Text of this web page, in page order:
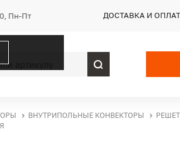
Пн-Пт ДОСТАВКА И
ВНУТРИПОЛЬНЫЕ КОНВЕКТОРЫ